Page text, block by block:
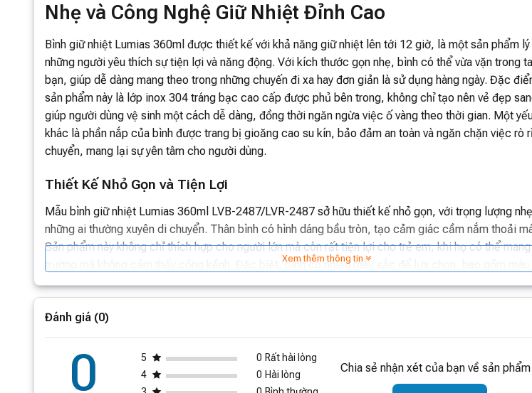
Nhẹ và Công Nghệ Giữ Nhiệt Đỉnh Cao
Bình giữ nhiệt Lumias 360ml được thiết kế với khả năng giữ nhiệt lên tới 12 giờ, là một sản phẩm
những người yêu thích sự tiện lợi và năng động. Với kích thước gọn nhẹ, bình có thể vừa vặn trong
bạn, giúp dễ dàng mang theo trong những chuyến đi xa hay đơn giản là sử dụng hàng ngày. Đặc
sản phẩm này là lớp inox 304 tráng bạc cao cấp được phủ bên trong, không chỉ tạo nên vẻ đẹp
giúp người dùng vệ sinh một cách dễ dàng, đồng thời ngăn ngừa việc ố vàng theo thời gian. Một
khác là phần nắp của bình được trang bị gioăng cao su kín, bảo đảm an toàn và ngăn chặn việc rò
chuyển, mang lại sự yên tâm cho người dùng.
Thiết Kế Nhỏ Gọn và Tiện Lợi
Mẫu bình giữ nhiệt Lumias 360ml LVB-2487/LVR-2487 sở hữu thiết kế nhỏ gọn, với trọng lượng
những ai thường xuyên di chuyển. Thân bình có hình dáng bầu tròn, tạo cảm giác cầm nắm thoải
Sản phẩm này không chỉ thích hợp cho người lớn mà còn rất tiện lợi cho trẻ em, khi họ có thể
trường mà không cảm thấy cồng kềnh. Đặc biệt, bình có nhiều màu sắc để lựa chọn, bao gồm màu
và màu đen (LVR-2487), đáp ứng nhu cầu thẩm mỹ và cá nhân hóa của từng khách hàng.
Công Nghệ Giữ Nhiệt Ưu Việt
kế thành bình dày dặn, sản phẩm này có khả năng duy trì nhiệt độ của đồ uống trong nhiều giờ liên
nhôm được đặt giữa lớp chân không và thành bình bên trong tạo ra một không gian chân không hiệu
Xem thêm thông tin
Đánh giá (0)
0 5 0 Rất hài lòng
4
0 Hài lòng
Chia sẻ nhận xét của bạn về sản phẩm